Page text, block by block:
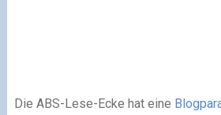
Die ABS-Lese-Ecke hat eine